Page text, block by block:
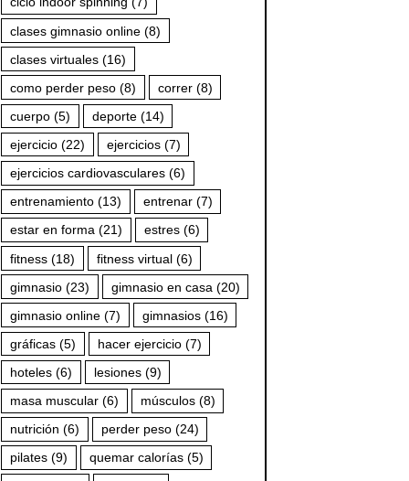
clases gimnasio online(8)
clases virtuales(16)
como perder peso(8) correr(8)
cuerpo(5) deporte(14)
ejercicio(22) ejercicios(7)
ejercicios cardiovasculares(6)
entrenamiento(13) entrenar(7)
estar en forma(21) estres(6)
fitness(18) fitness virtual(6)
gimnasio(23) gimnasio en casa (20)
gimnasio online(7) gimnasios(16)
gráficas(5) hacer ejercicio(7)
hoteles(6) lesiones(9)
masa muscular(6) músculos(8)
nutrición (6) perder peso(24)
pilates(9) quemar calorías(5)